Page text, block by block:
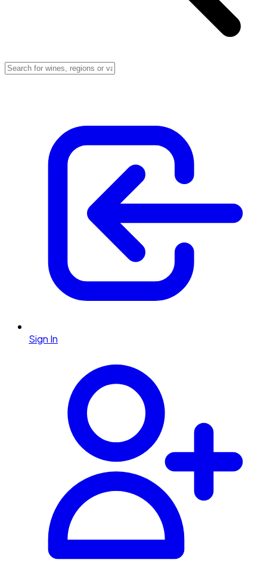
Sign In